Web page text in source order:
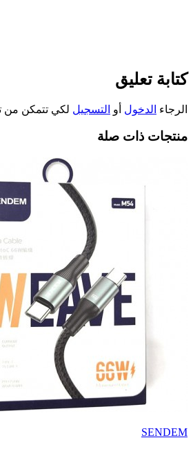
كتابة تعليق
الرجاء الدخول أو التسجيل لكي تتمكن من
منتجات ذات صلة
SENDEM